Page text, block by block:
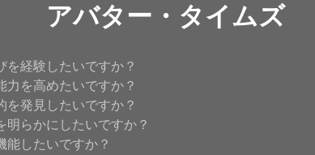
アバター・タイムズ
を経験したいですか？
力を高めたいですか？
を発見したいですか？
明らかにしたいですか？
能したいですか？